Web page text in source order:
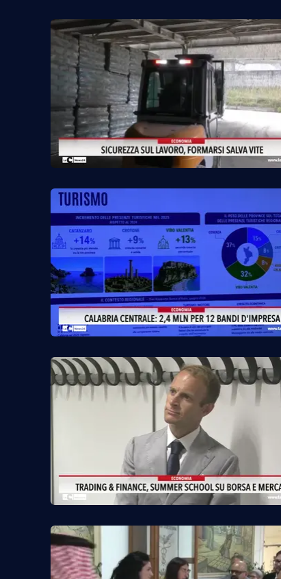
Catanzarochannel.it
Vai
Cookie policy
Note legali